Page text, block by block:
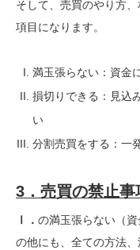
そして、売買のやり方
項目になります。
満玉張らない：資金
損切りできる：見込
い
分割売買をする：一
3．売買の禁止事
Ⅰ． の満玉張らない（
の他にも、全ての方法